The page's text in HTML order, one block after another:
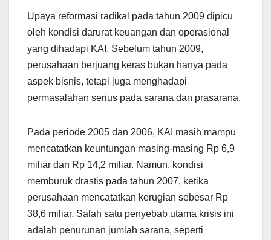
Upaya reformasi radikal pada tahun 2009 dipicu
oleh kondisi darurat keuangan dan operasional
yang dihadapi KAI. Sebelum tahun 2009,
perusahaan berjuang keras bukan hanya pada
aspek bisnis, tetapi juga menghadapi
permasalahan serius pada sarana dan prasarana.
Pada periode 2005 dan 2006, KAI masih mampu
mencatatkan keuntungan masing-masing Rp 6,9
miliar dan Rp 14,2 miliar. Namun, kondisi
memburuk drastis pada tahun 2007, ketika
perusahaan mencatatkan kerugian sebesar Rp
38,6 miliar. Salah satu penyebab utama krisis ini
adalah penurunan jumlah sarana, seperti